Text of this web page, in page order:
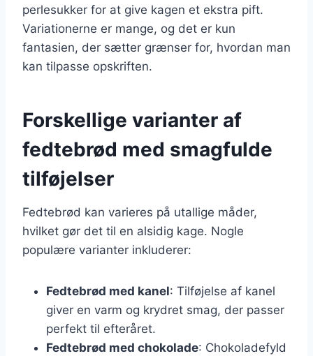
perlesukker for at give kagen et ekstra pift.
Variationerne er mange, og det er kun
fantasien, der sætter grænser for, hvordan man
kan tilpasse opskriften.
Forskellige varianter af
fedtebrød med smagfulde
tilføjelser
Fedtebrød kan varieres på utallige måder,
hvilket gør det til en alsidig kage. Nogle
populære varianter inkluderer:
Fedtebrød med kanel: Tilføjelse af kanel
giver en varm og krydret smag, der passer
perfekt til efteråret.
Fedtebrød med chokolade: Chokoladefyld